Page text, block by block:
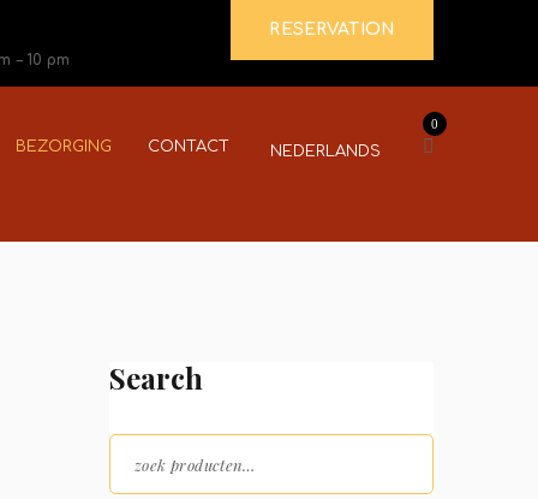
– 10 pm
RESERVATION
0
BEZORGING CONTACT NEDERLANDS
Search